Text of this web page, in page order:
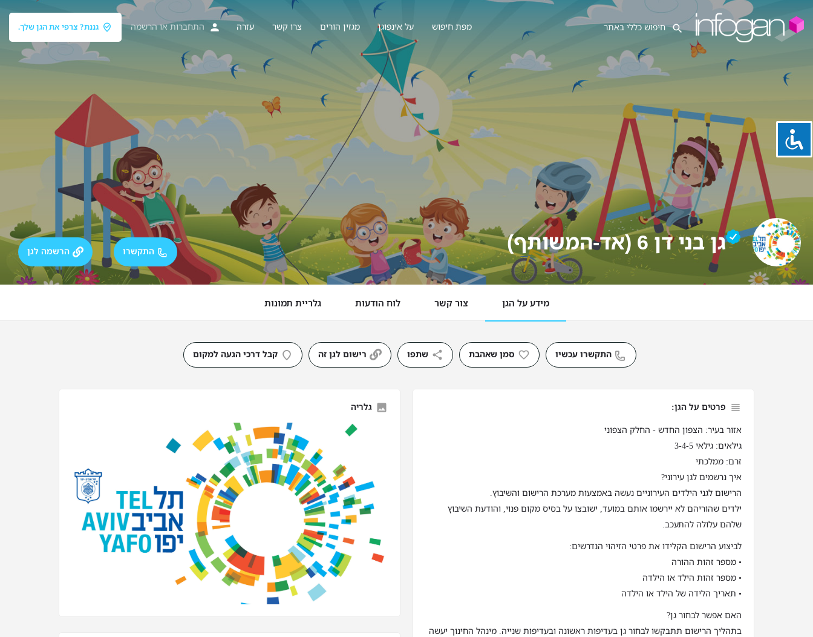
מפת חיפוש על אינפוגן מגזין הורים צרו קשר עזרה התחברות או הרשמה גננת? צרפי את הגן שלך.
גן בני דן 6 (אד-המשותף) התקשרו הרשמה לגן
מידע על הגן צור קשר לוח הודעות גלריית תמונות
התקשרו עכשיו סמן שאהבת שתפו רישום לגן זה קבל דרכי הגעה למקום
פרטים על הגן:
אזור בעיר: הצפון החדש - החלק הצפוני
גילאים: גילאי 3-4-5
זרם: ממלכתי
איך נרשמים לגן עירוני?
הרישום לגני הילדים העירוניים נעשה באמצעות מערכת הרישום והשיבוץ.
ילדים שהוריהם לא יירשמו אותם במועד, ישובצו על בסיס מקום פנוי, והודעת השיבוץ
שלהם עלולה להתעכב.
לביצוע הרישום הקלידו את פרטי הזיהוי הנדרשים:
• מספר זהות ההורה
• מספר זהות הילד או הילדה
• תאריך הלידה של הילד או הילדה
האם אפשר לבחור גן?
בתהליך הרישום תתבקשו לבחור גן בעדיפות ראשונה ובעדיפות שנייה. מינהל החינוך יעשה
גלריה